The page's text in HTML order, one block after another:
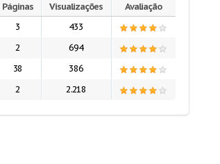
Páginas Visualizações
Avaliação
3
433
2
694
38
386
2 2.218